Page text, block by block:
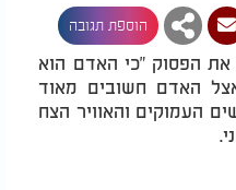
הוספת תגובה
את הפסוק "כי האדם הוא
האדם חשובים מאוד
העמוקים והאוויר הצח